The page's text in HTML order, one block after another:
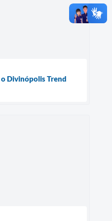
Divinópolis Trend